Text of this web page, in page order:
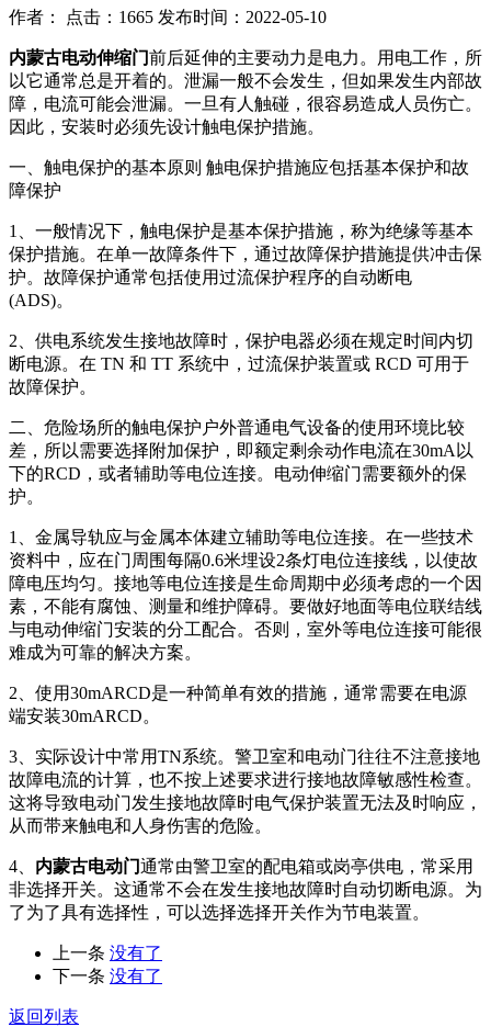
作者： 点击：1665 发布时间：2022-05-10
内蒙古电动伸缩门前后延伸的主要动力是电力。用电工作，所
以它通常总是开着的。泄漏一般不会发生，但如果发生内部故
障，电流可能会泄漏。一旦有人触碰，很容易造成人员伤亡。
因此，安装时必须先设计触电保护措施。
一、触电保护的基本原则 触电保护措施应包括基本保护和故
障保护
1、一般情况下，触电保护是基本保护措施，称为绝缘等基本
保护措施。在单一故障条件下，通过故障保护措施提供冲击保
护。故障保护通常包括使用过流保护程序的自动断电
(ADS)。
2、供电系统发生接地故障时，保护电器必须在规定时间内切
断电源。在 TN 和 TT 系统中，过流保护装置或 RCD 可用于
故障保护。
二、危险场所的触电保护户外普通电气设备的使用环境比较
差，所以需要选择附加保护，即额定剩余动作电流在30mA以
下的RCD，或者辅助等电位连接。电动伸缩门需要额外的保
护。
1、金属导轨应与金属本体建立辅助等电位连接。在一些技术
资料中，应在门周围每隔0.6米埋设2条灯电位连接线，以使故
障电压均匀。接地等电位连接是生命周期中必须考虑的一个因
素，不能有腐蚀、测量和维护障碍。要做好地面等电位联结线
与电动伸缩门安装的分工配合。否则，室外等电位连接可能很
难成为可靠的解决方案。
2、使用30mARCD是一种简单有效的措施，通常需要在电源
端安装30mARCD。
3、实际设计中常用TN系统。警卫室和电动门往往不注意接地
故障电流的计算，也不按上述要求进行接地故障敏感性检查。
这将导致电动门发生接地故障时电气保护装置无法及时响应，
从而带来触电和人身伤害的危险。
4、 内蒙古电动门通常由警卫室的配电箱或岗亭供电，常采用
非选择开关。这通常不会在发生接地故障时自动切断电源。为
了为了具有选择性，可以选择选择开关作为节电装置。
上一条 没有了
下一条 没有了
返回列表